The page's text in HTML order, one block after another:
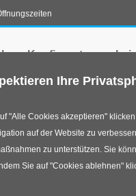
Ihre
"Alle Cookies akzeptieren"
auf der Website zu
zu unterstützen. Sie
Sie auf "Cookies ablehnen"
Konfigurator